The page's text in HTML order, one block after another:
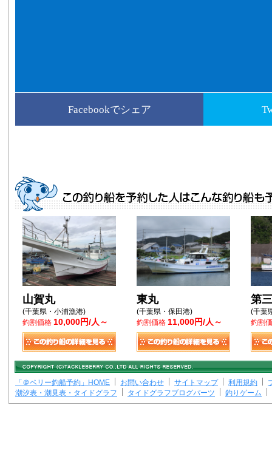
Facebookでシェア
山賀丸
(千葉県・小浦漁港)
釣割価格 10,000円/人～
東丸
(千葉県・保田港)
釣割価格 11,000円/人～
第
(千葉
釣割
「＠ベリー釣船予約」HOME お問い合わせ サイトマップ 利用規約
潮汐表・潮見表・タイドグラフ
タイドグラフブログパーツ 釣りゲーム